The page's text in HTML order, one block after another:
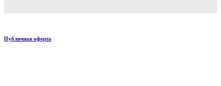
Публичная оферта